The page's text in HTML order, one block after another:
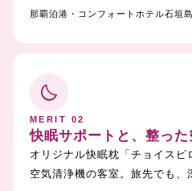
那覇泊港・コンフォートホテル石垣
bedtime
MERIT 02
快眠サポートと、整った
オリジナル快眠枕「チョイス
空気清浄機の客室。旅先でも、